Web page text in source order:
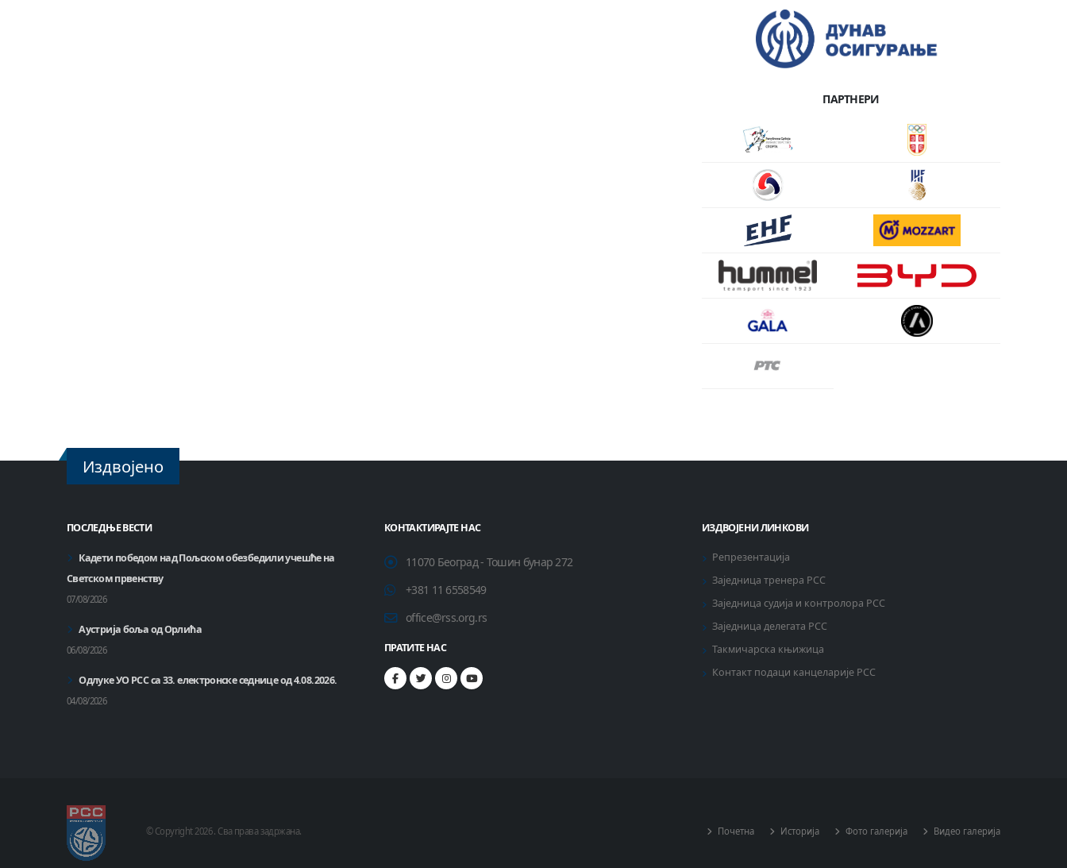
ПАРТНЕРИ
Издвојено
ПОСЛЕДЊЕ ВЕСТИ
Кадети победом над Пољском обезбедили учешће на
Светском првенству
07/08/2026
Аустрија боља од Орлића
06/08/2026
Одлуке УО РСС са 33. електронске седнице од 4.08.2026.
04/08/2026
КОНТАКТИРАЈТЕ НАС
11070 Београд - Тошин бунар 272
+381 11 6558549
office@rss.org.rs
ПРАТИТЕ НАС
ИЗДВОЈЕНИ ЛИНКОВИ
Репрезентација
Заједница тренера РСС
Заједница судија и контролора РСС
Заједница делегата РСС
Такмичарска књижица
Контакт подаци канцеларије РСС
© Copyright 2026 . Сва права задржана. Почетна Историја Фото галерија Видео галерија